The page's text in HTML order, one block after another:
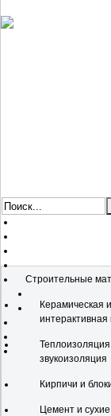
Строительные
Керамическая и
интерактивная
Теплоизоляция
звукоизоляция
Кирпичи и
Цемент и сухие